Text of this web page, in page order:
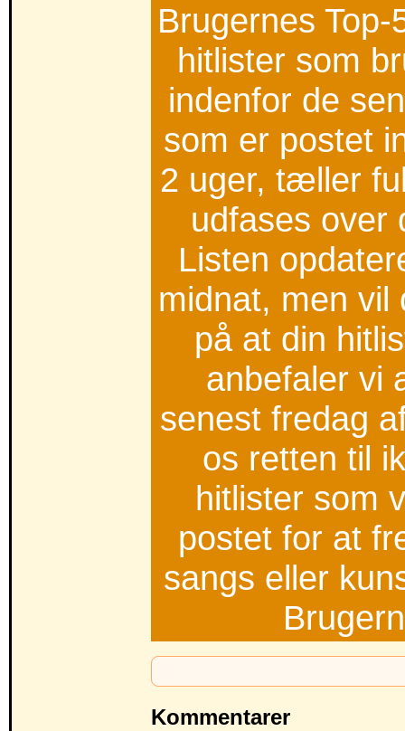
Brugernes
hitlister som
indenfor de
som er postet
2 uger, tæller
udfases
Listen
midnat, men
på at din
anbefaler vi
senest fredag
os retten til
hitlister som
postet for at
sangs eller
Kommentarer